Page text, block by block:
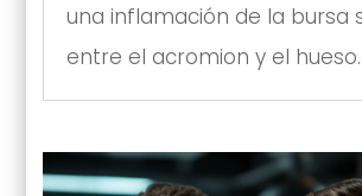
una inflamación de la bursa
entre el acromion y el